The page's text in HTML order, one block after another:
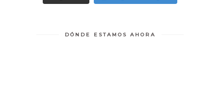
DÓNDE ESTAMOS AHORA